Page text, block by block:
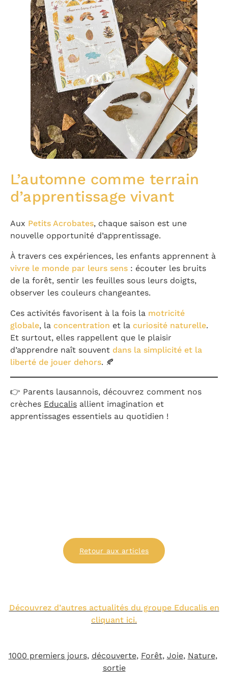
L’automne comme terrain
d’apprentissage vivant
Aux Petits Acrobates, chaque saison est une
nouvelle opportunité d’apprentissage.
À travers ces expériences, les enfants apprennent à
vivre le monde par leurs sens : écouter les bruits
de la forêt, sentir les feuilles sous leurs doigts,
observer les couleurs changeantes.
Ces activités favorisent à la fois la motricité
globale, la concentration et la curiosité naturelle.
Et surtout, elles rappellent que le plaisir
d’apprendre naît souvent dans la simplicité et la
liberté de jouer dehors. 🍂
👉 Parents lausannois, découvrez comment nos
crèches Educalis allient imagination et
apprentissages essentiels au quotidien !
Retour aux articles
Découvrez d’autres actualités du groupe Educalis en
cliquant ici.
1000 premiers jours, découverte, Forêt, Joie, Nature ,
sortie